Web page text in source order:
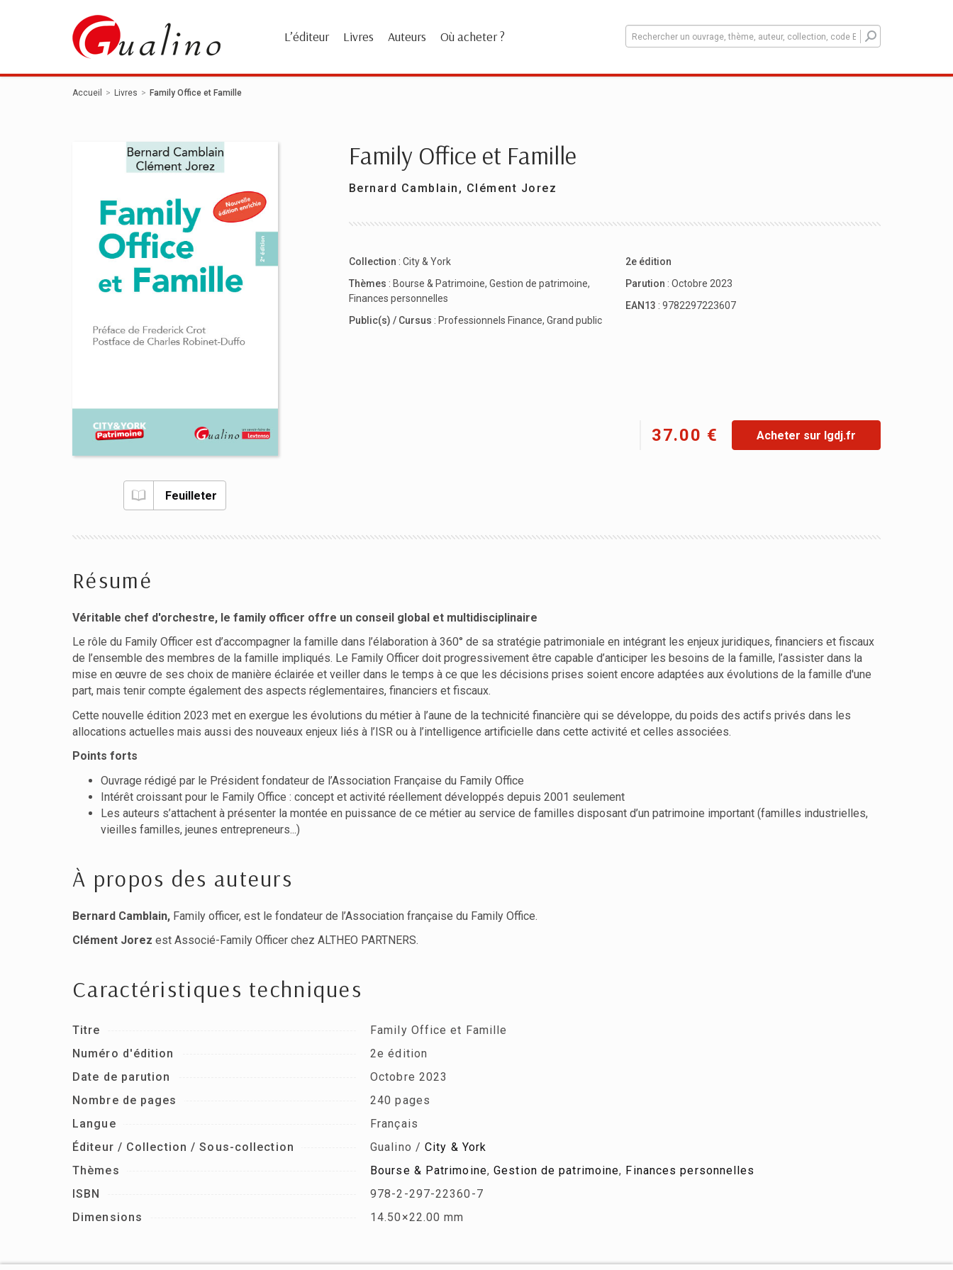
L’éditeur Livres Auteurs Où acheter ?
Accueil Livres Family Office et Famille
Feuilleter
Family Office et Famille
Bernard Camblain , Clément Jorez
Collection : City & York
Thèmes : Bourse & Patrimoine, Gestion de patrimoine,
Finances personnelles
Public(s) / Cursus : Professionnels Finance, Grand public
2e édition
Parution : Octobre 2023
EAN13 : 9782297223607
37.00 € Acheter sur lgdj.fr
Résumé
Véritable chef d'orchestre, le family officer offre un conseil global et multidisciplinaire
Le rôle du Family Officer est d’accompagner la famille dans l’élaboration à 360° de sa stratégie patrimoniale en intégrant les enjeux juridiques, financiers et fiscaux
de l’ensemble des membres de la famille impliqués. Le Family Officer doit progressivement être capable d’anticiper les besoins de la famille, l’assister dans la
mise en œuvre de ses choix de manière éclairée et veiller dans le temps à ce que les décisions prises soient encore adaptées aux évolutions de la famille d'une
part, mais tenir compte également des aspects réglementaires, financiers et fiscaux.
Cette nouvelle édition 2023 met en exergue les évolutions du métier à l’aune de la technicité financière qui se développe, du poids des actifs privés dans les
allocations actuelles mais aussi des nouveaux enjeux liés à l’ISR ou à l’intelligence artificielle dans cette activité et celles associées.
Points forts
Ouvrage rédigé par le Président fondateur de l’Association Française du Family Office
Intérêt croissant pour le Family Office : concept et activité réellement développés depuis 2001 seulement
Les auteurs s’attachent à présenter la montée en puissance de ce métier au service de familles disposant d’un patrimoine important (familles industrielles,
vieilles familles, jeunes entrepreneurs...)
À propos des auteurs
Bernard Camblain, Family officer, est le fondateur de l’Association française du Family Office.
Clément Jorez est Associé-Family Officer chez ALTHEO PARTNERS.
Caractéristiques techniques
Titre
Family Office et Famille
Numéro d'édition
2e édition
Date de parution
Octobre 2023
Nombre de pages
240 pages
Langue
Français
Éditeur / Collection / Sous-collection
Gualino / City & York
Thèmes
Bourse & Patrimoine,Gestion de patrimoine, Finances personnelles
ISBN
978-2-297-22360-7
Dimensions
14.50×22.00 mm